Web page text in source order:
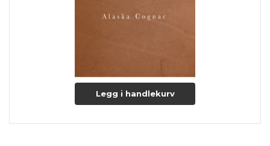
Legg i handlekurv